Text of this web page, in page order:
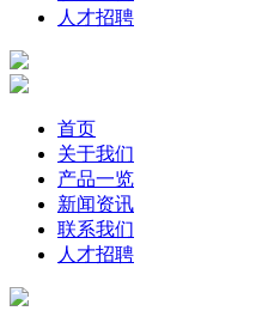
人才招聘
首页
关于我们
产品一览
新闻资讯
联系我们
人才招聘